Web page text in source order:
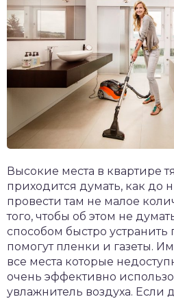
Высокие места в квартире
приходится думать, как до
провести там не малое
того, чтобы об этом не
способом быстро устранить
помогут пленки и газеты.
все места которые
очень эффективно
увлажнитель воздуха. Если